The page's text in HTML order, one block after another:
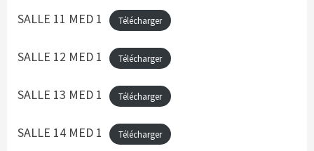
SALLE 11 MED 1 Télécharger
SALLE 12 MED 1 Télécharger
SALLE 13 MED 1 Télécharger
SALLE 14 MED 1 Télécharger